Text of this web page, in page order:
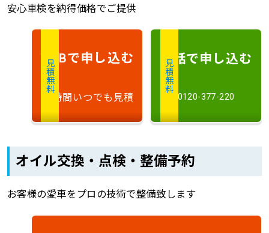
安心車検を納得価格でご提供
見積無料
WEBで申し込む
24時間いつでも見積
見積無料
電話で申し込む
0120-377-220
オイル交換・点検・整備予約
お客様の愛車をプロの技術で整備致します